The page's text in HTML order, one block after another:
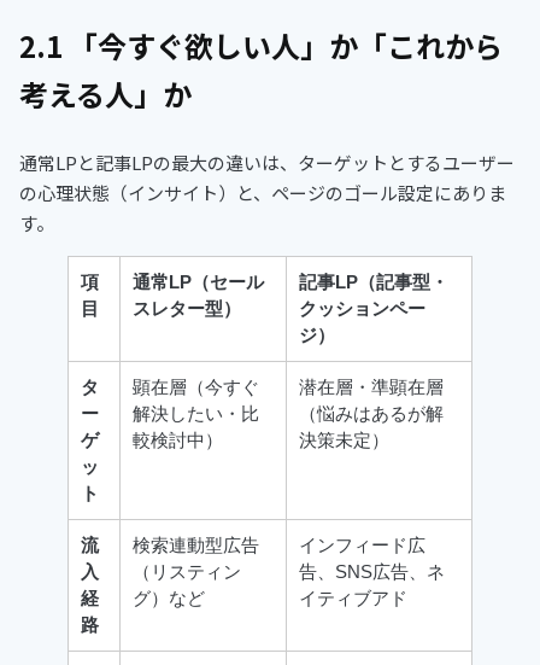
2.1 「今すぐ欲しい人」か「これから
考える人」か
通常LPと記事LPの最大の違いは、ターゲットとするユーザー
の心理状態（インサイト）と、ページのゴール設定にありま
す。
項
目
通常LP（セール
スレター型）
記事LP（記事型・
クッションペー
ジ）
タ
ー
ゲ
ッ
ト
顕在層（今すぐ
解決したい・比
較検討中）
潜在層・準顕在層
（悩みはあるが解
決策未定）
流
入
経
路
検索連動型広告
（リスティン
グ）など
インフィード広
告、SNS広告、ネ
イティブアド